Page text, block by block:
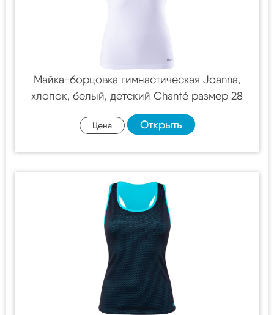
Майка-борцовка гимнастическая Joanna,
хлопок, белый, детский Chanté размер 28
Цена Открыть